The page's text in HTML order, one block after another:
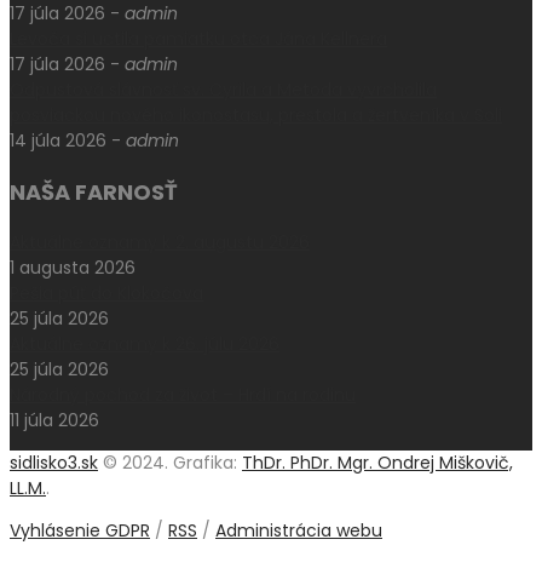
17 júla 2026 - admin
17 júla 2026 - admin
14 júla 2026 - admin
NAŠA FARNOSŤ
1 augusta 2026
25 júla 2026
25 júla 2026
11 júla 2026
sidlisko3.sk © 2024. Grafika: ThDr. PhDr. Mgr. Ondrej Miškovič,
LL.M..
Vyhlásenie GDPR / RSS / Administrácia webu